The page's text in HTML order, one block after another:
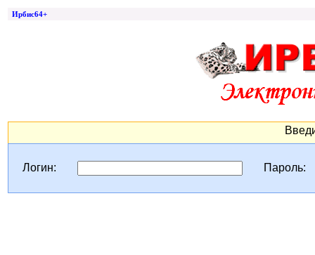
Ирбис64+
Логин: Пароль: